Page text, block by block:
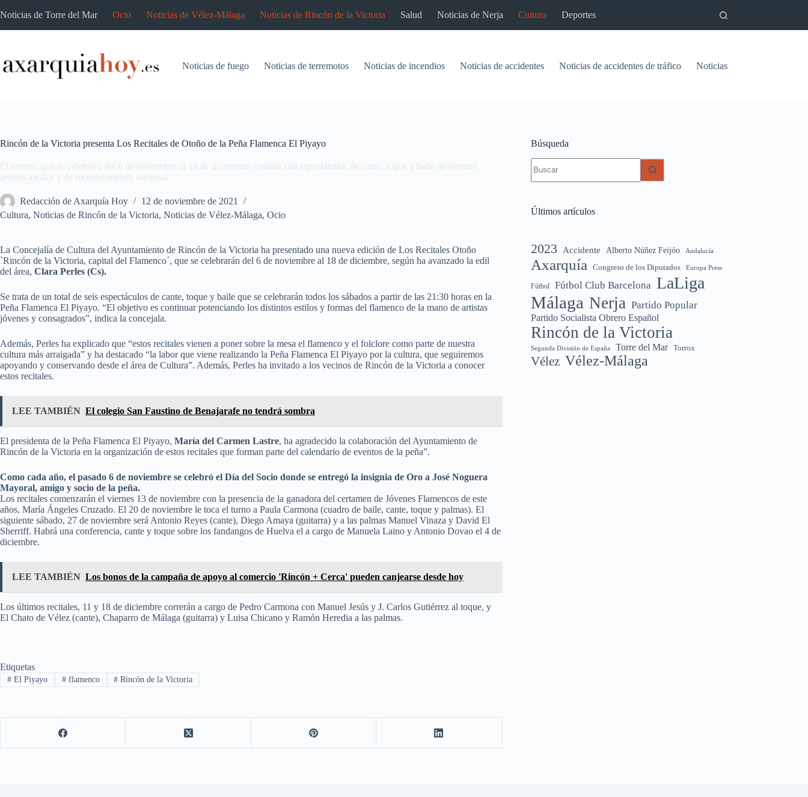
al
Noticias de Torre del Mar Ocio Noticias de Vélez-Málaga Noticias de Rincón de la Victoria Salud Noticias de Nerja Cultura Deportes
Noticias de fuego Noticias de terremotos Noticias de incendios Noticias de accidentes Noticias de accidentes de tráfico Noticias del pantano de
Rincón de la Victoria presenta Los Recitales de Otoño de la Peña Flamenca El Piyayo
El evento, que se celebrará del 6 de noviembre al 18 de diciembre, contará con espectáculos de cante, toque y baile de jóvenes
artistas locales y de reconocimiento nacional.
Redacción de Axarquía Hoy
12 de noviembre de 2021
Cultura, Noticias de Rincón de la Victoria, Noticias de Vélez-Málaga, Ocio
La Concejalía de Cultura del Ayuntamiento de Rincón de la Victoria ha presentado una nueva edición de Los Recitales Otoño
`Rincón de la Victoria, capital del Flamenco´, que se celebrarán del 6 de noviembre al 18 de diciembre, según ha avanzado la edil
del área, Clara Perles (Cs).
Se trata de un total de seis espectáculos de cante, toque y baile que se celebrarán todos los sábados a partir de las 21:30 horas en la
Peña Flamenca El Piyayo. “El objetivo es continuar potenciando los distintos estilos y formas del flamenco de la mano de artistas
jóvenes y consagrados”, indica la concejala.
Además, Perles ha explicado que “estos recitales vienen a poner sobre la mesa el flamenco y el folclore como parte de nuestra
cultura más arraigada” y ha destacado “la labor que viene realizando la Peña Flamenca El Piyayo por la cultura, que seguiremos
apoyando y conservando desde el área de Cultura”. Además, Perles ha invitado a los vecinos de Rincón de la Victoria a conocer
estos recitales.
LEE TAMBIÉN El colegio San Faustino de Benajarafe no tendrá sombra
El presidenta de la Peña Flamenca El Piyayo, María del Carmen Lastre, ha agradecido la colaboración del Ayuntamiento de
Rincón de la Victoria en la organización de estos recitales que forman parte del calendario de eventos de la peña”.
Como cada año, el pasado 6 de noviembre se celebró el Día del Socio donde se entregó la insignia de Oro a José Noguera
Mayoral, amigo y socio de la peña.
Los recitales comenzarán el viernes 13 de noviembre con la presencia de la ganadora del certamen de Jóvenes Flamencos de este
años, María Ángeles Cruzado. El 20 de noviembre le toca el turno a Paula Carmona (cuadro de baile, cante, toque y palmas). El
siguiente sábado, 27 de noviembre será Antonio Reyes (cante), Diego Amaya (guitarra) y a las palmas Manuel Vinaza y David El
Sherriff. Habrá una conferencia, cante y toque sobre los fandangos de Huelva el a cargo de Manuela Laino y Antonio Dovao el 4 de
diciembre.
LEE TAMBIÉN Los bonos de la campaña de apoyo al comercio 'Rincón + Cerca' pueden canjearse desde hoy
Los últimos recitales, 11 y 18 de diciembre correrán a cargo de Pedro Carmona con Manuel Jesús y J. Carlos Gutiérrez al toque, y
El Chato de Vélez (cante), Chaparro de Málaga (guitarra) y Luisa Chicano y Ramón Heredia a las palmas.
Etiquetas
#El Piyayo #flamenco # Rincón de la Victoria
Búsqueda
resultados
Últimos artículos
2023 Accidente Alberto Núñez Feijóo Andalucía
Axarquía Congreso de los Diputados Europa Press
Fútbol Fútbol Club Barcelona LaLiga
Málaga Nerja Partido Popular
Partido Socialista Obrero Español
Rincón de la Victoria
Segunda División de España Torre del Mar Torrox
Vélez Vélez-Málaga